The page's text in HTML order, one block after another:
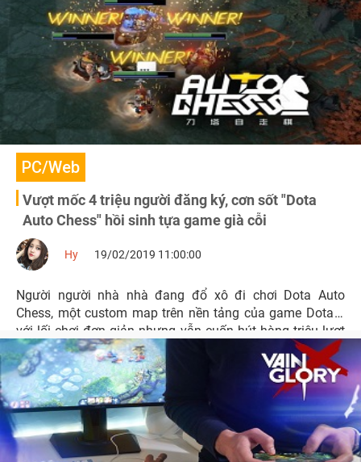
PC/Web
Vượt mốc 4 triệu người đăng ký, cơn sốt "Dota
Auto Chess" hồi sinh tựa game già cỗi
Hy 19/02/2019 11:00:00
Người người nhà nhà đang đổ xô đi chơi Dota Auto
Chess, một custom map trên nền tảng của game Dota 2
với lối chơi đơn giản nhưng vẫn cuốn hút hàng triệu lượt
người đăng ký.